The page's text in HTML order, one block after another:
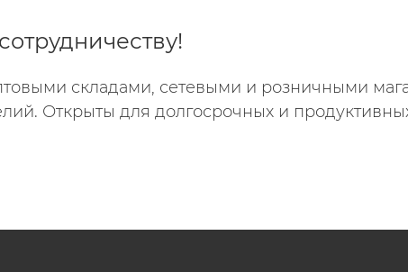
складами, сетевыми и розничными
Открыты для долгосрочных и